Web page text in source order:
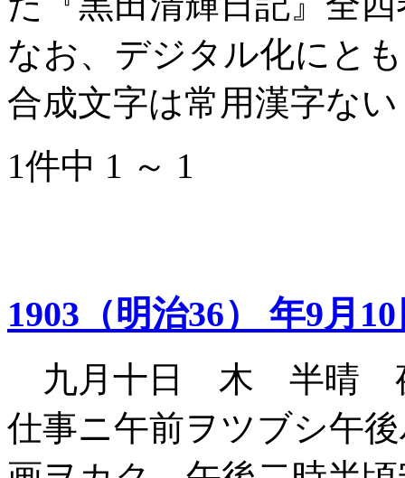
なお、デジタル化にと
合成文字は常用漢字な
1件中 1 ～ 1
1903（明治36） 年9月
九月十日 木 半晴
仕事ニ午前ヲツブシ午